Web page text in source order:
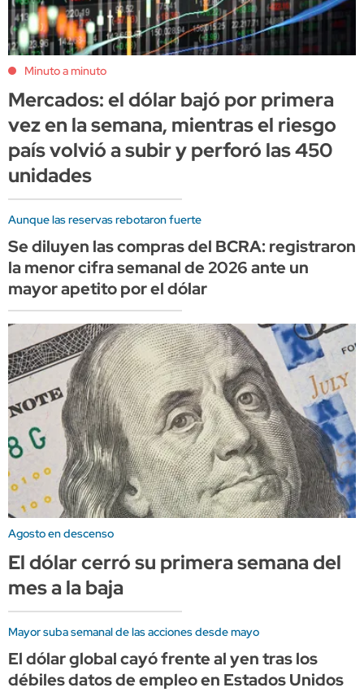
Minuto a minuto
Mercados: el dólar bajó por primera
vez en la semana, mientras el riesgo
país volvió a subir y perforó las 450
unidades
Aunque las reservas rebotaron fuerte
Se diluyen las compras del BCRA: registraron
la menor cifra semanal de 2026 ante un
mayor apetito por el dólar
Agosto en descenso
El dólar cerró su primera semana del
mes a la baja
Mayor suba semanal de las acciones desde mayo
El dólar global cayó frente al yen tras los
débiles datos de empleo en Estados Unidos